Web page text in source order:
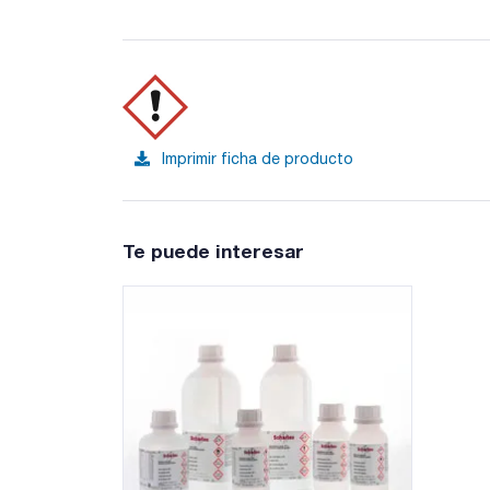
Imprimir ficha de producto
Te puede interesar